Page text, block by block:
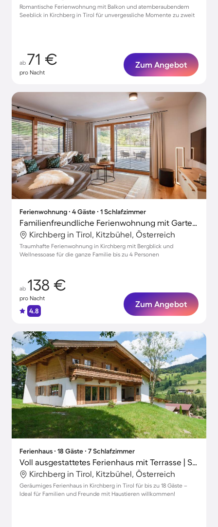
Romantische Ferienwohnung mit Balkon und atemberaubendem
Seeblick in Kirchberg in Tirol für unvergessliche Momente zu zweit
ab 71 €
pro Nacht
Zum Angebot
Ferienwohnung ∙ 4 Gäste ∙ 1 Schlafzimmer
Familienfreundliche Ferienwohnung mit Garten und Terrasse | Naturblick
Kirchberg in Tirol, Kitzbühel, Österreich
Traumhafte Ferienwohnung in Kirchberg mit Bergblick und
Wellnessoase für die ganze Familie bis zu 4 Personen
ab 138 €
pro Nacht
4.8
Zum Angebot
Ferienhaus ∙ 18 Gäste ∙ 7 Schlafzimmer
Voll ausgestattetes Ferienhaus mit Terrasse | Skifahren in der Nähe | Haustiere sind willkommen
Kirchberg in Tirol, Kitzbühel, Österreich
Geräumiges Ferienhaus in Kirchberg in Tirol für bis zu 18 Gäste –
Ideal für Familien und Freunde mit Haustieren willkommen!